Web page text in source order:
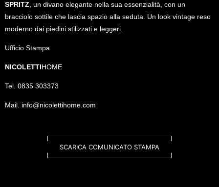
SPRITZ, un divano elegante nella sua essenzialità, con un
bracciolo sottile che lascia spazio alla seduta. Un look vintage reso
moderno dai piedini stilizzati e leggeri.
Ufficio Stampa
NICOLETTIHOME
Tel. 0835 303373
Mail. info@nicolettihome.com
SCARICA COMUNICATO STAMPA